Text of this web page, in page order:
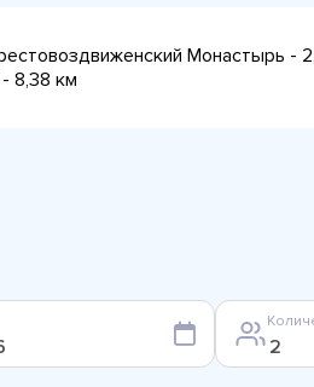
Монастырь -
8,38 км